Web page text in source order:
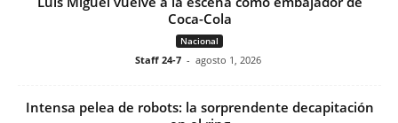
Coca-Cola
Nacional
Staff 24-7 - agosto 1, 2026
Intensa pelea de robots: la sorprendente decapitación